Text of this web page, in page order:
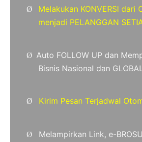
Ø
Melakukan KONVERSI dari
menjadi PELANGGAN
Ø Auto FOLLOW UP dan
Bisnis Nasional dan GLOBAL
Ø Kirim Pesan Terjadwal
Ø
Melampirkan Link, e-